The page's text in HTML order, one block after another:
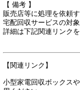
【 備考 】
販売店等に処理を依頼
宅配回収サービスの対象
詳細は下記関連リンク
【関連リンク】
小型家電回収ボックス